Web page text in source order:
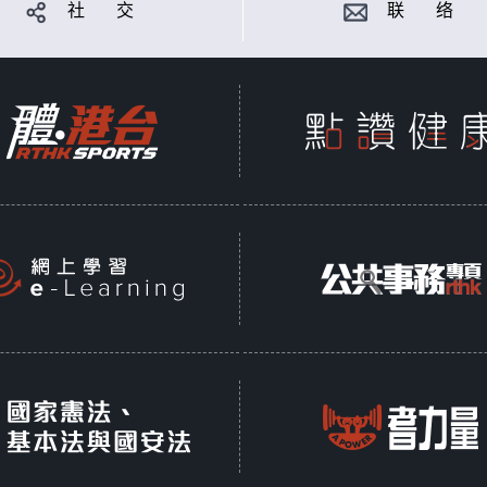
社 交 联 络